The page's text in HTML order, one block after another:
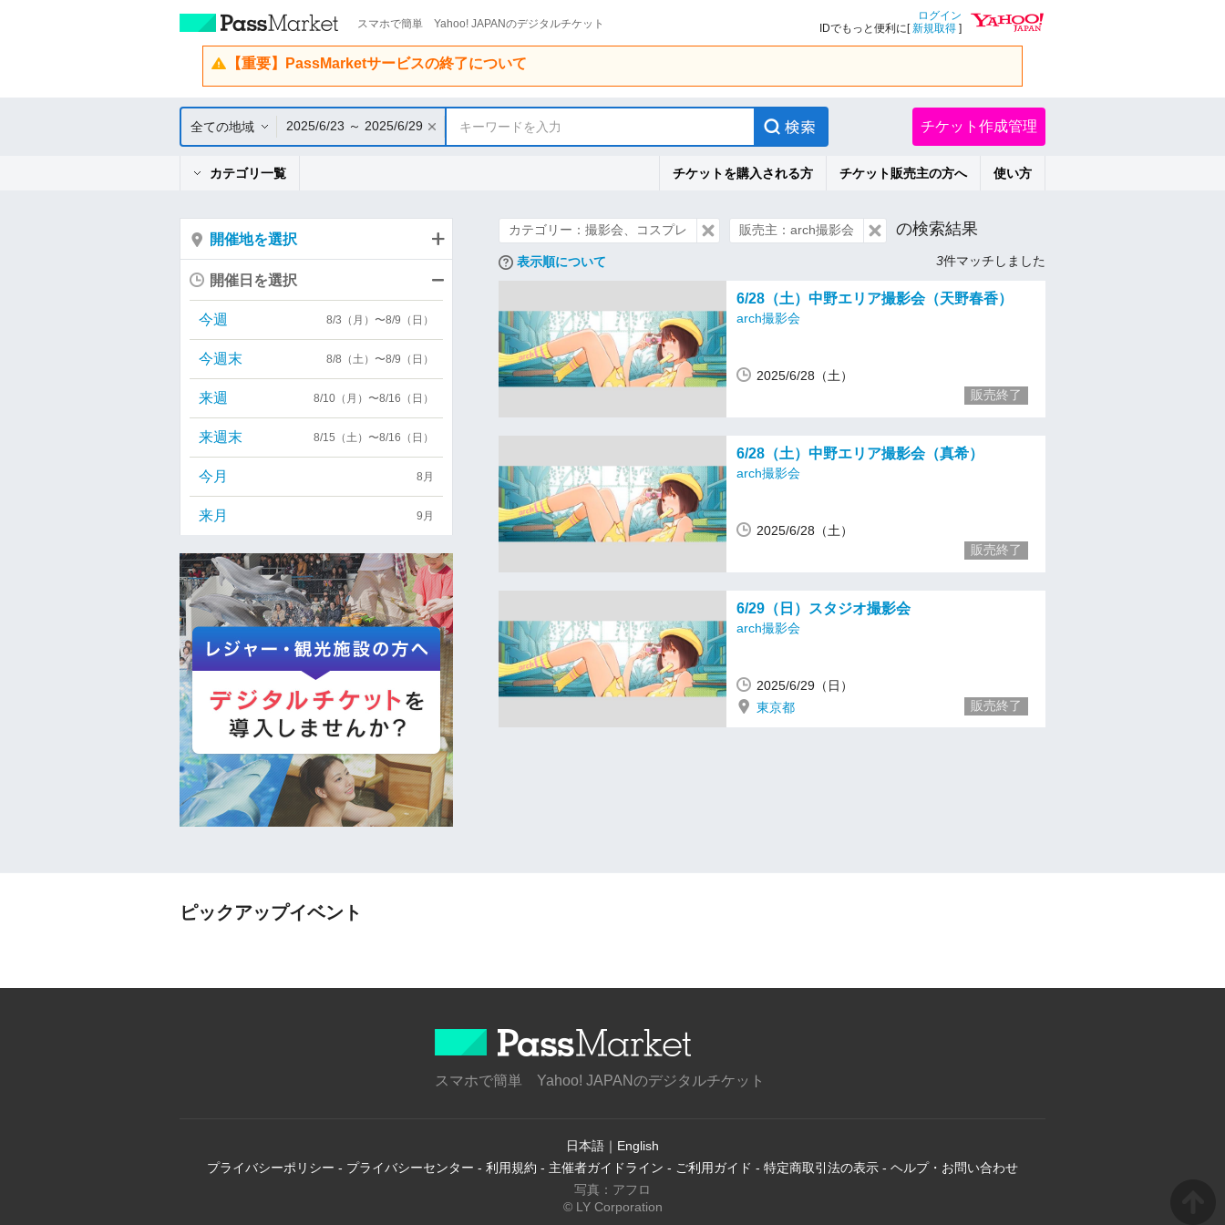
スマホで簡単 Yahoo! JAPANのデジタルチケット
ログイン
IDでもっと便利に[新規取得 ]
【重要】PassMarketサービスの終了について
全ての地域 2025/6/23 ～ 2025/6/29 キーワードを入力 チケット作成管理
カテゴリ一覧 チケットを購入される方 チケット販売主の方へ 使い方
カテゴリー：撮影会、コスプレ 販売主：arch撮影会 の検索結果
表示順について 3件マッチしました
6/28（土）中野エリア撮影会（天野春香）
arch撮影会
2025/6/28（土）
販売終了
6/28（土）中野エリア撮影会（真希）
arch撮影会
2025/6/28（土）
販売終了
6/29（日）スタジオ撮影会
arch撮影会
2025/6/29（日）
東京都
販売終了
開催地を選択
開催日を選択
今週 8/3（月）〜8/9（日）
今週末 8/8（土）〜8/9（日）
来週 8/10（月）〜8/16（日）
来週末 8/15（土）〜8/16（日）
今月 8月
来月 9月
ピックアップイベント
スマホで簡単 Yahoo! JAPANのデジタルチケット
日本語 ｜ English
プライバシーポリシー - プライバシーセンター - 利用規約 - 主催者ガイドライン - ご利用ガイド - 特定商取引法の表示 - ヘルプ・お問い合わせ
写真：アフロ
© LY Corporation